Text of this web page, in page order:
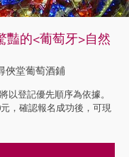
豔的<葡萄牙>自然
俠堂葡萄酒鋪
以登記優先順序為依據。
，確認報名成功後，可現